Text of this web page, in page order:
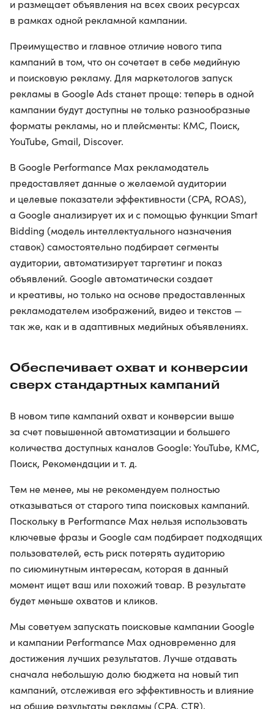
и размещает объявления на всех своих ресурсах
в рамках одной рекламной кампании.
Преимущество и главное отличие нового типа
кампаний в том, что он сочетает в себе медийную
и поисковую рекламу. Для маркетологов запуск
рекламы в Google Ads станет проще: теперь в одной
кампании будут доступны не только разнообразные
форматы рекламы, но и плейсменты: КМС, Поиск,
YouTube, Gmail, Discover.
В Google Performance Max рекламодатель
предоставляет данные о желаемой аудитории
и целевые показатели эффективности (CPA, ROAS),
а Google анализирует их и с помощью функции Smart
Bidding (модель интеллектуального назначения
ставок) самостоятельно подбирает сегменты
аудитории, автоматизирует таргетинг и показ
объявлений. Google автоматически создает
и креативы, но только на основе предоставленных
рекламодателем изображений, видео и текстов —
так же, как и в адаптивных медийных объявлениях.
Обеспечивает охват и конверсии
сверх стандартных кампаний
В новом типе кампаний охват и конверсии выше
за счет повышенной автоматизации и большего
количества доступных каналов Google: YouTube, КМС,
Поиск, Рекомендации и т. д.
Тем не менее, мы не рекомендуем полностью
отказываться от старого типа поисковых кампаний.
Поскольку в Performance Max нельзя использовать
ключевые фразы и Google сам подбирает подходящих
пользователей, есть риск потерять аудиторию
по сиюминутным интересам, которая в данный
момент ищет ваш или похожий товар. В результате
будет меньше охватов и кликов.
Мы советуем запускать поисковые кампании Google
и кампании Performance Max одновременно для
достижения лучших результатов. Лучше отдавать
сначала небольшую долю бюджета на новый тип
кампаний, отслеживая его эффективность и влияние
на общие результаты рекламы (CPA, CTR),